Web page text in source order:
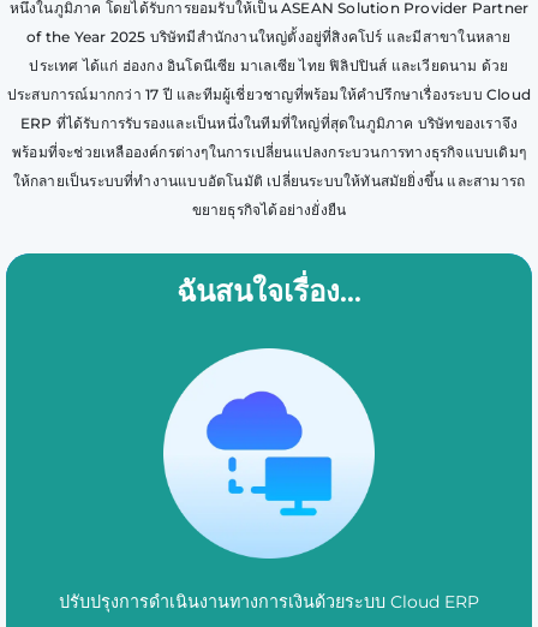
หนึ่งในภูมิภาค โดยได้รับการยอมรับให้เป็น ASEAN Solution Provider Partner
of the Year 2025 บริษัทมีสำนักงานใหญ่ตั้งอยู่ที่สิงคโปร์ และมีสาขาในหลาย
ประเทศ ได้แก่ ฮ่องกง อินโดนีเซีย มาเลเซีย ไทย ฟิลิปปินส์ และเวียดนาม ด้วย
ประสบการณ์มากกว่า 17 ปี และทีมผู้เชี่ยวชาญที่พร้อมให้คำปรึกษาเรื่องระบบ Cloud
ERP ที่ได้รับการรับรองและเป็นหนึ่งในทีมที่ใหญ่ที่สุดในภูมิภาค บริษัทของเราจึง
พร้อมที่จะช่วยเหลือองค์กรต่างๆในการเปลี่ยนแปลงกระบวนการทางธุรกิจแบบเดิมๆ
ให้กลายเป็นระบบที่ทำงานแบบอัตโนมัติ เปลี่ยนระบบให้ทันสมัยยิ่งขึ้น และสามารถ
ขยายธุรกิจได้อย่างยั่งยืน
ฉันสนใจเรื่อง…
ปรับปรุงการดำเนินงานทางการเงินด้วยระบบ Cloud ERP